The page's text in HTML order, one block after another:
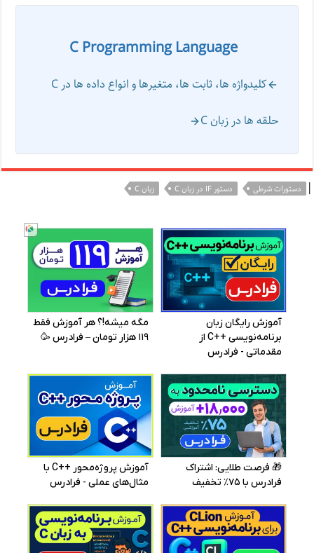
C Programming Language
کلیدواژه ها، ثابت ها، متغیرها و انواع داده ها در C
حلقه ها در زبان C
| دستورات شرطی دستور IF در زبان C زبان C